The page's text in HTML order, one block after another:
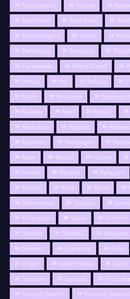
Narsinghpur
Nashik
New Dehli
New Delhi
Obaidullaganj
outfits
Panchkula
Panipath
Paraswada
Petrol Diesel
Poitics
pol Politics
Rachi
Raebareli
Railway
Rain Raipur
Rajasthan
Rajgarh
Rajsthan
Ramnagar
Rape
Rasifal ratlam
recent
Recipes Religions
Relison
Reva Rewa
Saharanpur
Sajapur
Sarangpur
Satna Science
Shaakti
Shahdol shajapur
Sheopur
Sheopure Sidhi
singer
social media Sport
Sportsm
Spritual Sri Lanka
Success Stories
Summer Season